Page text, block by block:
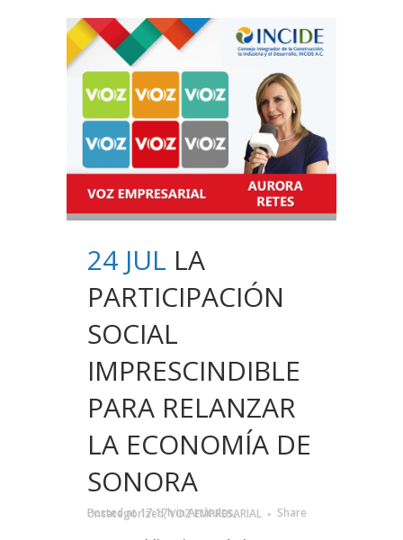
24 JUL LA
PARTICIPACIÓN
SOCIAL
IMPRESCINDIBLE
PARA RELANZAR
LA ECONOMÍA DE
SONORA
Posted at 17:17hinArtículos,
Uncategorized,VOZ EMPRESARIAL Share